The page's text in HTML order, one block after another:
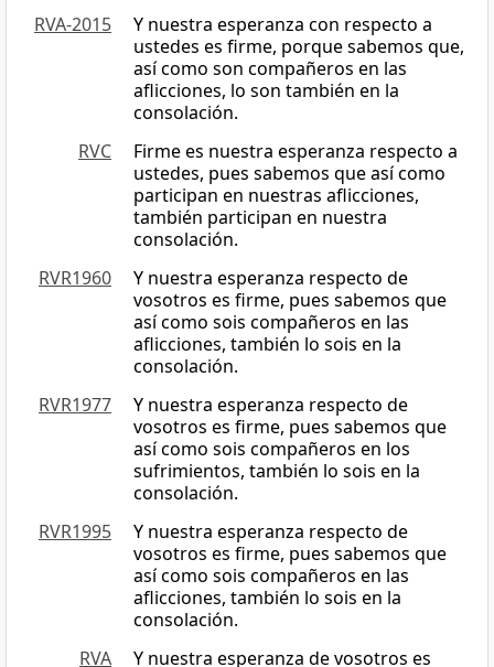
RVA-2015
Y nuestra esperanza con respecto a
ustedes es firme, porque sabemos que,
así como son compañeros en las
aflicciones, lo son también en la
consolación.
RVC
Firme es nuestra esperanza respecto a
ustedes, pues sabemos que así como
participan en nuestras aflicciones,
también participan en nuestra
consolación.
RVR1960
Y nuestra esperanza respecto de
vosotros es firme, pues sabemos que
así como sois compañeros en las
aflicciones, también lo sois en la
consolación.
RVR1977
Y nuestra esperanza respecto de
vosotros es firme, pues sabemos que
así como sois compañeros en los
sufrimientos, también lo sois en la
consolación.
RVR1995
Y nuestra esperanza respecto de
vosotros es firme, pues sabemos que
así como sois compañeros en las
aflicciones, también lo sois en la
consolación.
RVA
Y nuestra esperanza de vosotros es